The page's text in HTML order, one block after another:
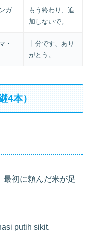
ガ
もう終わり、追
加しないで。
・
十分です、あり
がとう。
4本）
最初に頼んだ米が足
putih sikit.